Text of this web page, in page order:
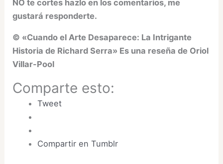
NO te cortes hazlo en los comentarios, me
gustará responderte.
© «Cuando el Arte Desaparece: La Intrigante
Historia de Richard Serra» Es una reseña de Oriol
Villar-Pool
Comparte esto:
Tweet
Compartir en Tumblr